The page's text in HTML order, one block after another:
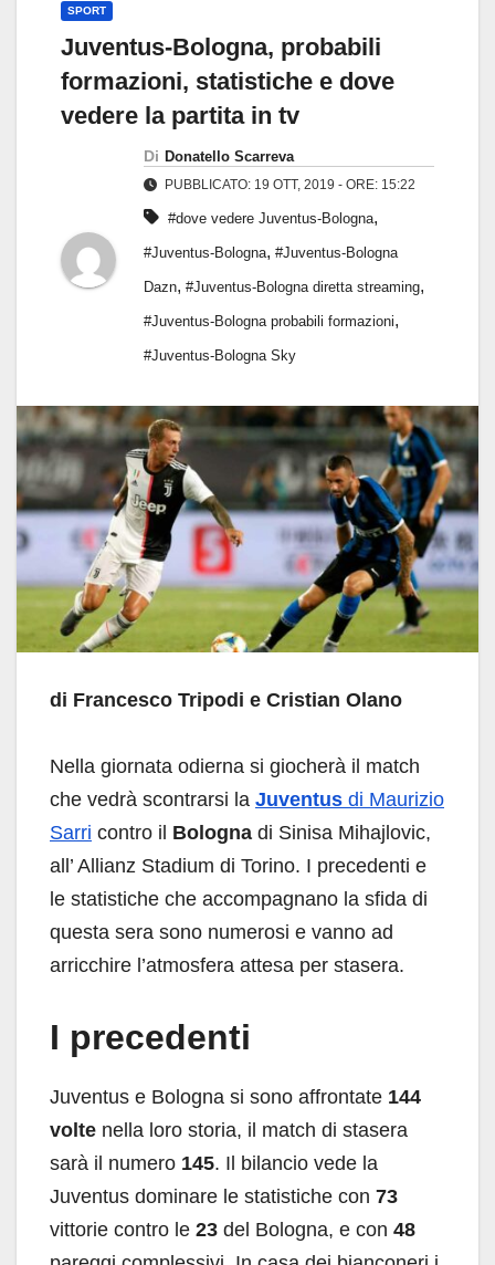
SPORT
Juventus-Bologna, probabili
formazioni, statistiche e dove
vedere la partita in tv
Di Donatello Scarreva
PUBBLICATO: 19 OTT, 2019 - ORE: 15:22
#dove vedere Juventus-Bologna,
#Juventus-Bologna, #Juventus-Bologna
Dazn, #Juventus-Bologna diretta streaming,
#Juventus-Bologna probabili formazioni,
#Juventus-Bologna Sky
di Francesco Tripodi e Cristian Olano
Nella giornata odierna si giocherà il match
che vedrà scontrarsi la Juventus di Maurizio
Sarri contro il Bologna di Sinisa Mihajlovic,
all’ Allianz Stadium di Torino. I precedenti e
le statistiche che accompagnano la sfida di
questa sera sono numerosi e vanno ad
arricchire l’atmosfera attesa per stasera.
I precedenti
Juventus e Bologna si sono affrontate 144
volte nella loro storia, il match di stasera
sarà il numero 145. Il bilancio vede la
Juventus dominare le statistiche con 73
vittorie contro le 23 del Bologna, e con 48